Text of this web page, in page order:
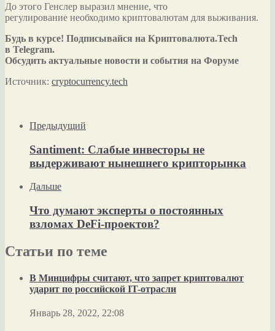
До этого Генслер выразил мнение, что
регулирование необходимо криптовалютам для выживания.
Будь в курсе! Подписывайся на Криптовалюта.Tech
в Telegram.
Обсудить актуальные новости и события на Форуме
Источник: cryptocurrency.tech
Предыдущий
Santiment: Слабые инвесторы не
выдерживают нынешнего крипторынка
Дальше
Что думают эксперты о постоянных
взломах DeFi-проектов?
Статьи по теме
В Минцифры считают, что запрет криптовалют
ударит по российской IT-отрасли
Январь 28, 2022, 22:08